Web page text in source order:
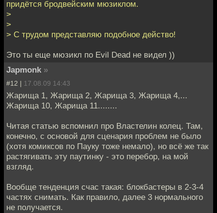
придётся бродвейским мюзиклом.
>
>
> С трудом представляю подобное действо!
Это ты еще мюзикл по Evil Dead не видел ))
Japmonk »
#12 | 17.08.09 14:43
Жарища 1, Жарища 2, Жарища 3, Жарища 4,...
Жарища 10, Жарища 11........
Читая статью вспомнил про Властелин колец. Там,
конечно, с основой для сценария проблем не было
(хотя комиксов по Пауку тоже немало), но всё же так
растягивать эту паутинку - это перебор, на мой
взгляд.
Вообще тенденция счас такая: блокбастеры в 2-3-4
частях снимать. Как правило, далее 3 нормального
не получается.